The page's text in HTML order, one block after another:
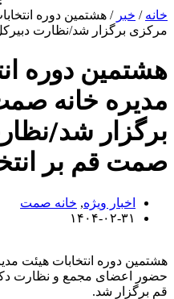
خانه / خبر / هشتمین دوره
مرکزی برگزار شد/نظارت
هشتمین دوره
مدیره خانه
برگزار شد/
صمت قم بر
اخبار ویژه, خانه صمت
۱۴۰۴-۰۲-۳۱
هشتمین دوره انتخابات هیئت
حضور اعضای مجمع و نظارت
قم برگزار شد.